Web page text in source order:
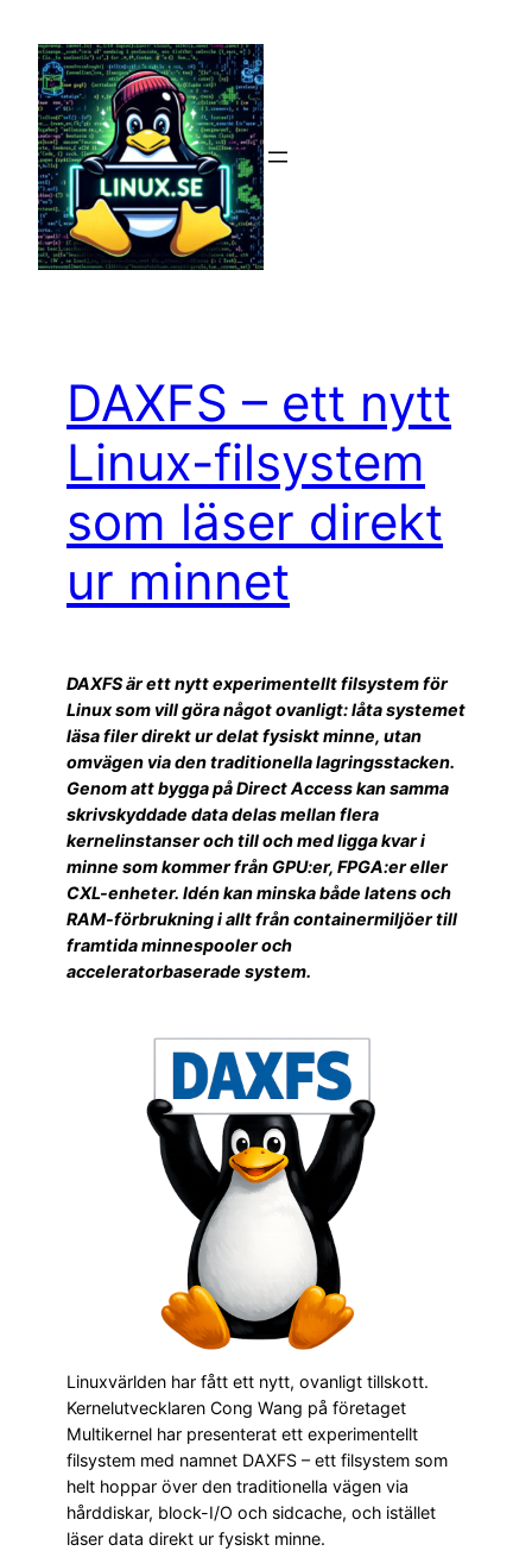
innehåll
DAXFS – ett nytt
Linux-filsystem
som läser direkt
ur minnet
DAXFS är ett nytt experimentellt filsystem för
Linux som vill göra något ovanligt: låta systemet
läsa filer direkt ur delat fysiskt minne, utan
omvägen via den traditionella lagringsstacken.
Genom att bygga på Direct Access kan samma
skrivskyddade data delas mellan flera
kernelinstanser och till och med ligga kvar i
minne som kommer från GPU:er, FPGA:er eller
CXL-enheter. Idén kan minska både latens och
RAM-förbrukning i allt från containermiljöer till
framtida minnespooler och
acceleratorbaserade system.
Linuxvärlden har fått ett nytt, ovanligt tillskott.
Kernelutvecklaren Cong Wang på företaget
Multikernel har presenterat ett experimentellt
filsystem med namnet DAXFS – ett filsystem som
helt hoppar över den traditionella vägen via
hårddiskar, block-I/O och sidcache, och istället
läser data direkt ur fysiskt minne.